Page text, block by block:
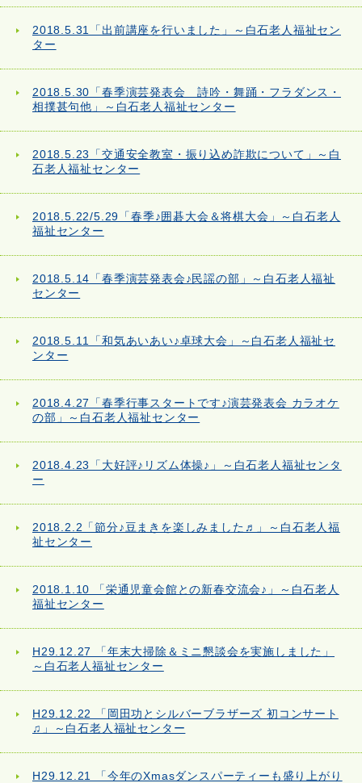
2018.5.31「出前講座を行いました」～白石老人福祉セン
ター
2018.5.30「春季演芸発表会 詩吟・舞踊・フラダンス・
相撲甚句他」～白石老人福祉センター
2018.5.23「交通安全教室・振り込め詐欺について」～白
石老人福祉センター
2018.5.22/5.29「春季♪囲碁大会＆将棋大会」～白石老人
福祉センター
2018.5.14「春季演芸発表会♪民謡の部」～白石老人福祉
センター
2018.5.11「和気あいあい♪卓球大会」～白石老人福祉セ
ンター
2018.4.27「春季行事スタートです♪演芸発表会 カラオケ
の部」～白石老人福祉センター
2018.4.23「大好評♪リズム体操♪」～白石老人福祉センタ
ー
2018.2.2「節分♪豆まきを楽しみました♬」～白石老人福
祉センター
2018.1.10 「栄通児童会館との新春交流会♪」～白石老人
福祉センター
H29.12.27 「年末大掃除＆ミニ懇談会を実施しました」
～白石老人福祉センター
H29.12.22 「岡田功とシルバーブラザーズ 初コンサート
♫」～白石老人福祉センター
H29.12.21 「今年のXmasダンスパーティーも盛り上がり